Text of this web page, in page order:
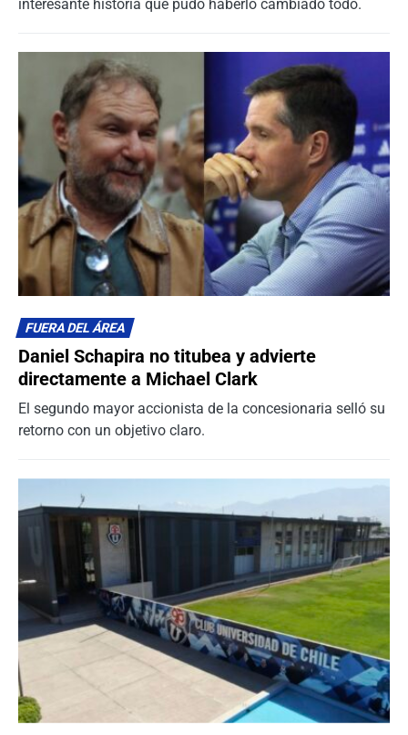
interesante historia que pudo haberlo cambiado todo.
FUERA DEL ÁREA
Daniel Schapira no titubea y advierte
directamente a Michael Clark
El segundo mayor accionista de la concesionaria selló su
retorno con un objetivo claro.